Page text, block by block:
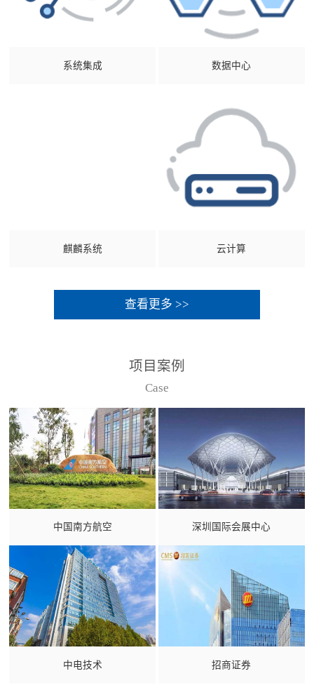
系统集成 数据中心
麒麟系统 云计算
查看更多 >>
项目案例
Case
中国南方航空 深圳国际会展中心
中电技术 招商证券